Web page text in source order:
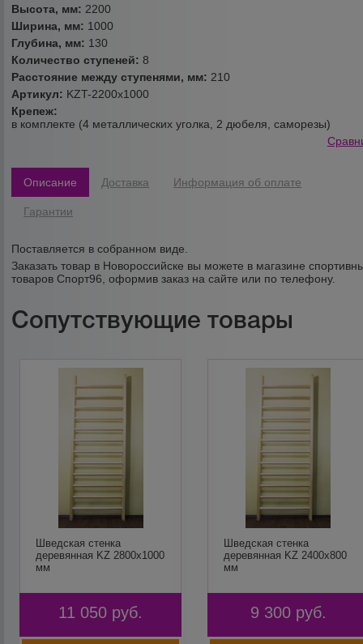
Высота, мм: 2200
Ширина, мм: 1000
Глубина, мм: 130
Количество ступеней:8
Расстояние между ступенями, мм: 210
Артикул: KZT-2200х1000
Крепеж:
в комплекте (4 металлических уголка, 2 дюбеля, саморезы)
Описание Доставка Информация об оплате
Гарантии
Поставляется в собранном виде.
Заказать товар в Новороссийске вы можете в магазине
товаров Спорт96, оформив заказ на сайте или по телефону.
Сопутствующие товары
Шведская стенка
деревянная KZ 2800х1000
мм
11 050 руб.
Шведская стенка
деревянная KZ 2400х800
мм
9 300 руб.